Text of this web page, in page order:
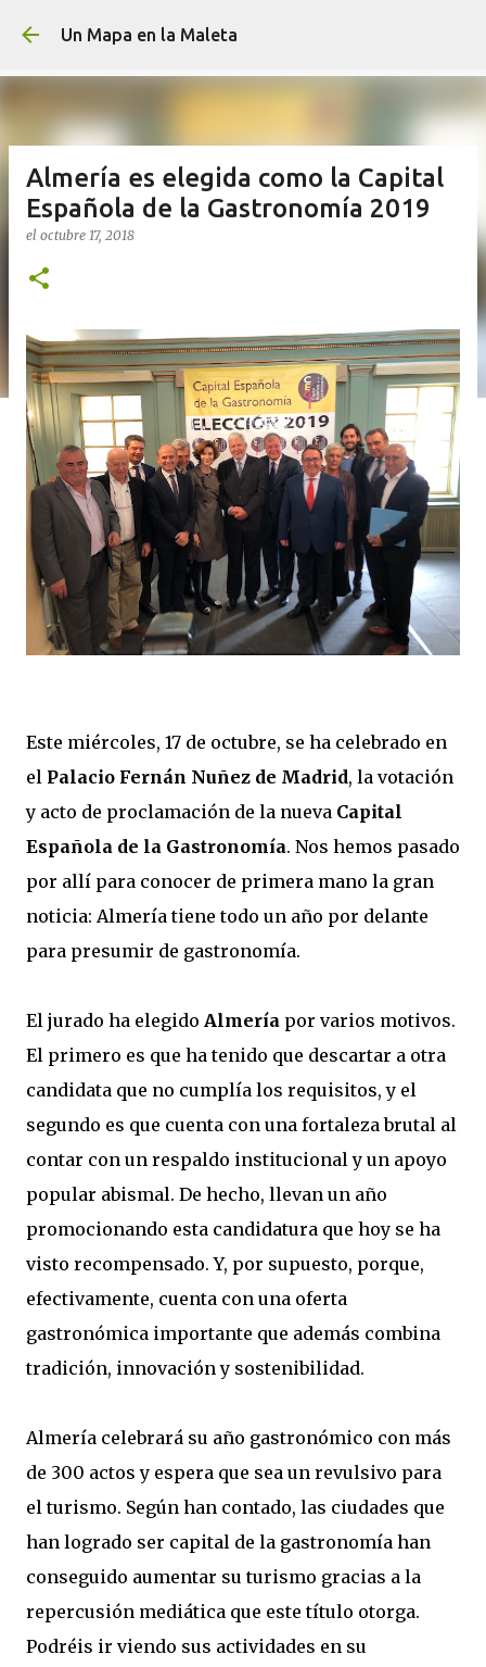
Un Mapa en la Maleta
Almería es elegida como la Capital
Española de la Gastronomía 2019
el octubre 17, 2018
Este miércoles, 17 de octubre, se ha celebrado en
el Palacio Fernán Nuñez de Madrid, la votación
y acto de proclamación de la nueva Capital
Española de la Gastronomía. Nos hemos pasado
por allí para conocer de primera mano la gran
noticia: Almería tiene todo un año por delante
para presumir de gastronomía.
El jurado ha elegido Almería por varios motivos.
El primero es que ha tenido que descartar a otra
candidata que no cumplía los requisitos, y el
segundo es que cuenta con una fortaleza brutal al
contar con un respaldo institucional y un apoyo
popular abismal. De hecho, llevan un año
promocionando esta candidatura que hoy se ha
visto recompensado. Y, por supuesto, porque,
efectivamente, cuenta con una oferta
gastronómica importante que además combina
tradición, innovación y sostenibilidad.
Almería celebrará su año gastronómico con más
de 300 actos y espera que sea un revulsivo para
el turismo. Según han contado, las ciudades que
han logrado ser capital de la gastronomía han
conseguido aumentar su turismo gracias a la
repercusión mediática que este título otorga.
Podréis ir viendo sus actividades en su